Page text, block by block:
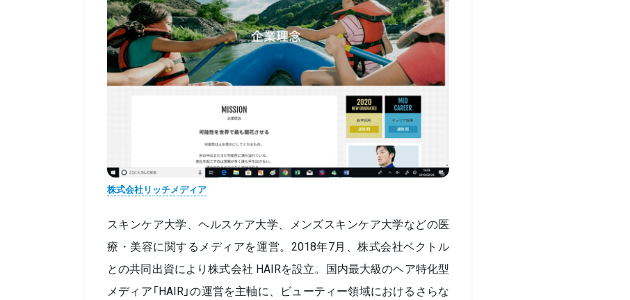
株式会社リッチメディア
スキンケア大学、ヘルスケア大学、メンズスキンケア大学などの医
療・美容に関するメディアを運営。2018年7月、株式会社ベクトル
との共同出資により株式会社 HAIRを設立。国内最大級のヘア特化型
メディア「HAIR」の運営を主軸に、ビューティー領域におけるさらな